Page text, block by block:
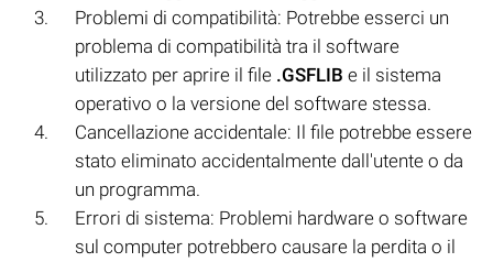
Problemi di compatibilità: Potrebbe esserci un
problema di compatibilità tra il software
utilizzato per aprire il file .GSFLIB e il sistema
operativo o la versione del software stessa.
Cancellazione accidentale: Il file potrebbe essere
stato eliminato accidentalmente dall'utente o da
un programma.
Errori di sistema: Problemi hardware o software
sul computer potrebbero causare la perdita o il